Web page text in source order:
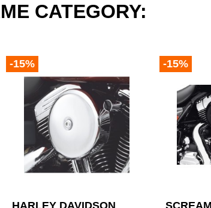
CATEGORY:
-15%
HARLEY DAVIDSON
-15%